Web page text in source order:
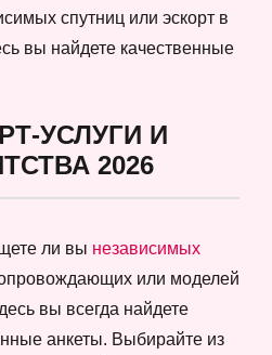
спутниц или эскорт в
вы найдете качественные
УСЛУГИ И
2026
ли вы независимых
или моделей
вы всегда найдете
анкеты. Выбирайте из